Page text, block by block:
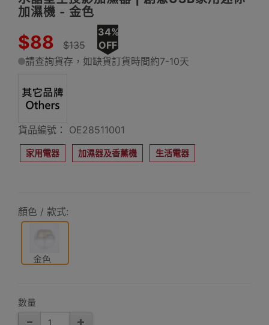
加濕機 - 金色
$88 $135
34%
OFF
請查詢貨存，如缺貨訂貨時間約7-10天
貨品編號： OE28511001
家用電器 加濕器及香薰機 生活電器
顏色 / 款式:
金色
數量